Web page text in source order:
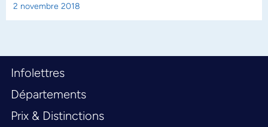
2 novembre 2018
Infolettres
Départements
Prix & Distinctions